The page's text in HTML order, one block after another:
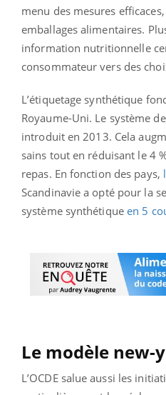
menu des mesures
emballages alimentaires.
information nutritionnelle
consommateur vers des
L’étiquetage synthétique
Royaume-Uni. Le système
introduit en 2013. Cela
sains tout en réduisant le 4
repas. En fonction des pays,
Scandinavie a opté pour la
système synthétique en 5
Le modèle new-
L’OCDE salue aussi les